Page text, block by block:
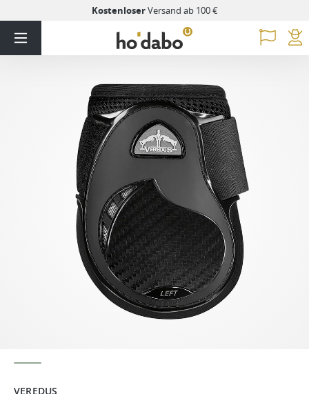
KostenloserVersand ab 100 €
VEREDUS